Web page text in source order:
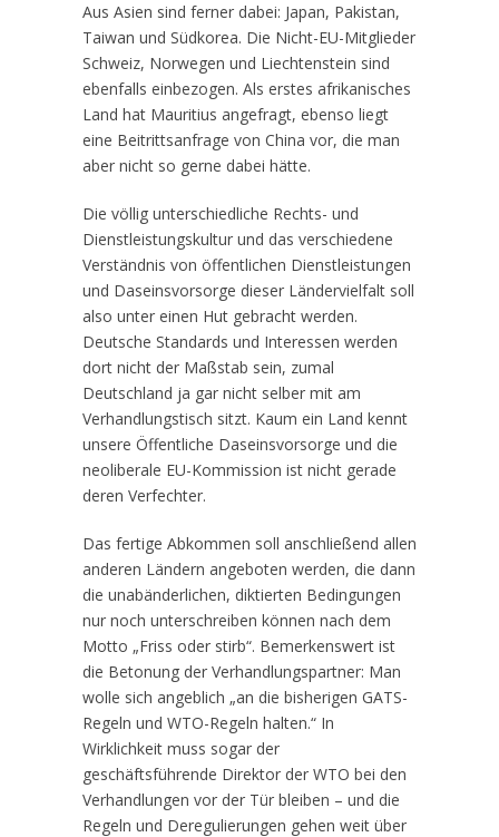
Aus Asien sind ferner dabei: Japan, Pakistan,
Taiwan und Südkorea. Die Nicht-EU-Mitglieder
Schweiz, Norwegen und Liechtenstein sind
ebenfalls einbezogen. Als erstes afrikanisches
Land hat Mauritius angefragt, ebenso liegt
eine Beitrittsanfrage von China vor, die man
aber nicht so gerne dabei hätte.
Die völlig unterschiedliche Rechts- und
Dienstleistungskultur und das verschiedene
Verständnis von öffentlichen Dienstleistungen
und Daseinsvorsorge dieser Ländervielfalt soll
also unter einen Hut gebracht werden.
Deutsche Standards und Interessen werden
dort nicht der Maßstab sein, zumal
Deutschland ja gar nicht selber mit am
Verhandlungstisch sitzt. Kaum ein Land kennt
unsere Öffentliche Daseinsvorsorge und die
neoliberale EU-Kommission ist nicht gerade
deren Verfechter.
Das fertige Abkommen soll anschließend allen
anderen Ländern angeboten werden, die dann
die unabänderlichen, diktierten Bedingungen
nur noch unterschreiben können nach dem
Motto „Friss oder stirb“. Bemerkenswert ist
die Betonung der Verhandlungspartner: Man
wolle sich angeblich „an die bisherigen GATS-
Regeln und WTO-Regeln halten.“ In
Wirklichkeit muss sogar der
geschäftsführende Direktor der WTO bei den
Verhandlungen vor der Tür bleiben – und die
Regeln und Deregulierungen gehen weit über